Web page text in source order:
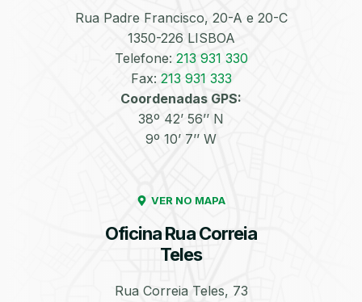
Rua Padre Francisco, 20-A e 20-C
1350-226 LISBOA
Telefone: 213 931 330
Fax: 213 931 333
Coordenadas GPS:
38º 42’ 56’’ N
9º 10’ 7’’ W
VER NO MAPA
Oficina Rua Correia
Teles
Rua Correia Teles, 73
Automóvel